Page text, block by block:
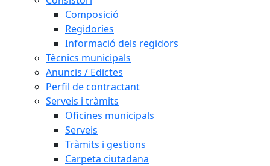
Composició
Regidories
Informació dels regidors
Tècnics municipals
Anuncis / Edictes
Perfil de contractant
Serveis i tràmits
Oficines municipals
Serveis
Tràmits i gestions
Carpeta ciutadana